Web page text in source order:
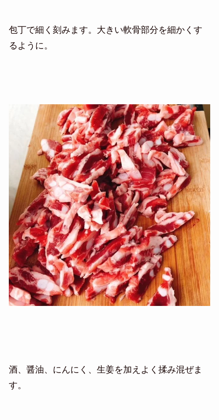
包丁で細く刻みます。大きい軟骨部分を細かくす
るように。
酒、醤油、にんにく、生姜を加えよく揉み混ぜま
す。